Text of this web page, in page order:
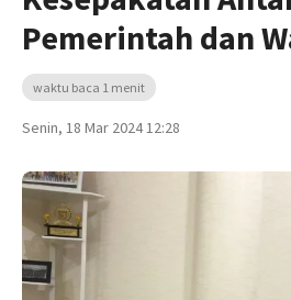
Pemerintah dan
waktu baca 1 menit
Senin, 18 Mar 2024 12:28